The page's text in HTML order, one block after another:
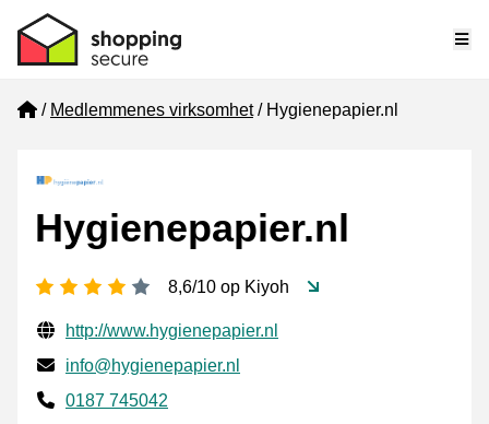
Home
Medlemmenes virksomhet Hygienepapier.nl
Hygienepapier.nl
[_General:NumberOfStarsPluralFormat]
8,6/10 op Kiyoh
Verifisert kontaktinformasjon
Website URL
http://www.hygienepapier.nl
E-post
info@hygienepapier.nl
Phone number
0187 745042